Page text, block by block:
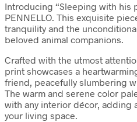
Introducing “Sleeping with his
PENNELLO. This exquisite
tranquility and the
beloved animal companions.
Crafted with the utmost
print showcases a
friend, peacefully slumbering
The warm and serene color
with any interior décor, adding
your living space.